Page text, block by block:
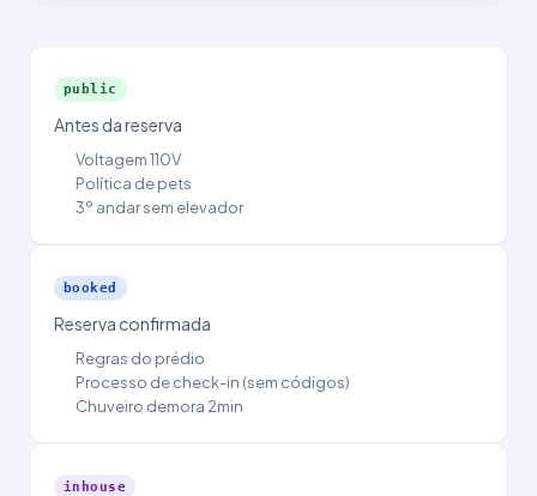
public
Antes da reserva
Voltagem 110V
Política de pets
3º andar sem elevador
booked
Reserva confirmada
Regras do prédio
Processo de check-in (sem códigos)
Chuveiro demora 2min
inhouse